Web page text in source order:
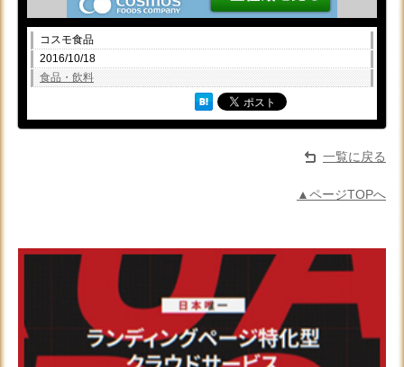
コスモ食品
2016/10/18
食品・飲料
一覧に戻る
▲ページTOPへ